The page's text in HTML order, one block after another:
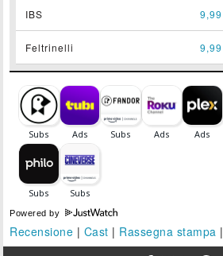
IBS 9,99
Feltrinelli 9,99
Powered by
Recensione | Cast | Rassegna stampa |